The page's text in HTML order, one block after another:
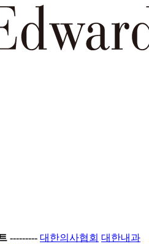
--------- 대한의사협회 대한내과